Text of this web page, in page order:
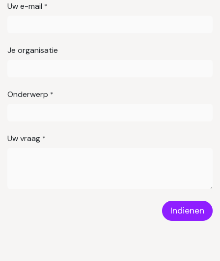
Uw e-mail *
Je organisatie
Onderwerp *
Uw vraag *
Indienen